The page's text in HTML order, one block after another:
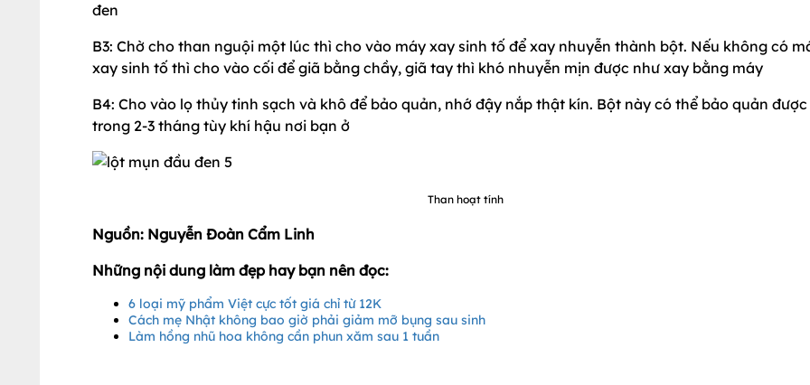
đen
B3: Chờ cho than nguội một lúc thì cho vào máy xay sinh tố để xay nhuyễn thành bột. Nếu không có
xay sinh tố thì cho vào cối để giã bằng chầy, giã tay thì khó nhuyễn mịn được như xay bằng máy
B4: Cho vào lọ thủy tinh sạch và khô để bảo quản, nhớ đậy nắp thật kín. Bột này có thể bảo quản được
trong 2-3 tháng tùy khí hậu nơi bạn ở
Than hoạt tính
Nguồn: Nguyễn Đoàn Cẩm Linh
Những nội dung làm đẹp hay bạn nên đọc:
6 loại mỹ phẩm Việt cực tốt giá chỉ từ 12K
Cách mẹ Nhật không bao giờ phải giảm mỡ bụng sau sinh
Làm hồng nhũ hoa không cần phun xăm sau 1 tuần